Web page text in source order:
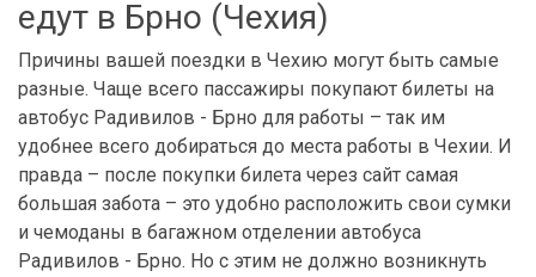
едут в Брно (Чехия)
Причины вашей поездки в Чехию могут быть самые
разные. Чаще всего пассажиры покупают билеты на
автобус Радивилов - Брно для работы – так им
удобнее всего добираться до места работы в Чехии. И
правда – после покупки билета через сайт самая
большая забота – это удобно расположить свои сумки
и чемоданы в багажном отделении автобуса
Радивилов - Брно. Но с этим не должно возникнуть